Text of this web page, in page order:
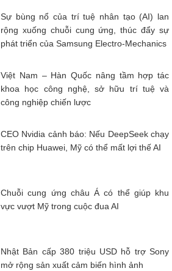
Sự bùng nổ của trí tuệ nhân tạo (AI) lan
rộng xuống chuỗi cung ứng, thúc đẩy sự
phát triển của Samsung Electro-Mechanics
Việt Nam – Hàn Quốc nâng tầm hợp tác
khoa học công nghệ, sở hữu trí tuệ và
công nghiệp chiến lược
CEO Nvidia cảnh báo: Nếu DeepSeek chạy
trên chip Huawei, Mỹ có thể mất lợi thế AI
Chuỗi cung ứng châu Á có thể giúp khu
vực vượt Mỹ trong cuộc đua AI
Nhật Bản cấp 380 triệu USD hỗ trợ Sony
mở rộng sản xuất cảm biến hình ảnh